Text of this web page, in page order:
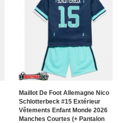
Maillot De Foot Allemagne Nico
Schlotterbeck #15 Extérieur
Vêtements Enfant Monde 2026
Manches Courtes (+ Pantalon